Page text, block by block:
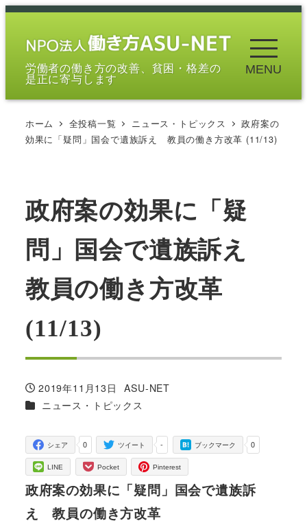
メ
労働者の働き方の改善、貧困・格差の
是正に寄与します
MENU
ホーム 全投稿一覧 ニュース・トピックス
政府案の
効果に「疑問」国会で遺族訴え 教員の働き方改革 (11/13)
政府案の効果に「疑
問」国会で遺族訴え
教員の働き方改革
(11/13)
投稿日
2019年11月13日
著
者
ASU-NET
カテゴリー
ニュース・トピックス
0
シェア -
ツイート 0
ブックマーク
LINE Pocket Pinterest
政府案の効果に「疑問」国会で遺族訴
え 教員の働き方改革